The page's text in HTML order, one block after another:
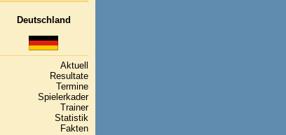
Deutschland
Aktuell
Resultate
Termine
Spielerkader
Trainer
Statistik
Fakten